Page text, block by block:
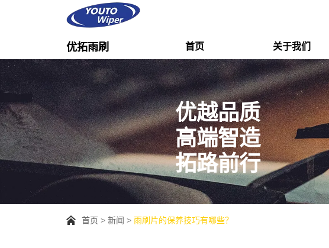
优拓雨刷 首页 关于我们
优越品质
高端智造
拓路前行
首页 新闻 雨刷片的保养技巧有哪些？